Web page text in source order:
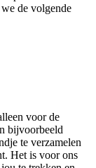
de volgende
voor de
bijvoorbeeld
te verzamelen
Het is voor ons